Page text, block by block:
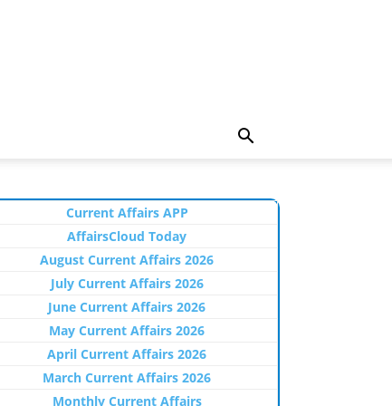
Current Affairs APP
AffairsCloud Today
August Current Affairs 2026
July Current Affairs 2026
June Current Affairs 2026
May Current Affairs 2026
April Current Affairs 2026
March Current Affairs 2026
Monthly Current Affairs